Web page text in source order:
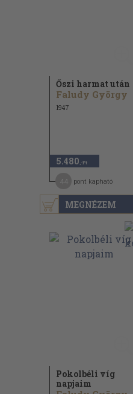
MEGNÉZEM
Őszi harmat után
Faludy György
1947
5.480 ,-Ft
pont kapható
Pokolbéli víg
napjaim